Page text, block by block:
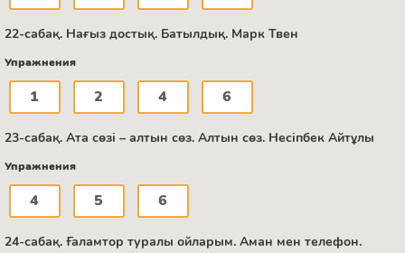
22-сабақ. Нағыз достық. Батылдық. Марк Твен
Упражнения
1 2 4 6
23-сабақ. Ата сөзі – алтын сөз. Алтын сөз. Несіпбек Айтұлы
Упражнения
4 5 6
24-сабақ. Ғаламтор туралы ойларым. Аман мен телефон.